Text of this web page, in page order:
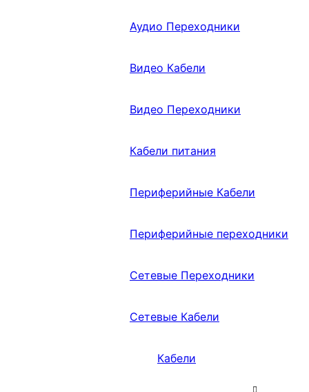
Аудио Переходники
Видео Кабели
Видео Переходники
Кабели питания
Периферийные Кабели
Периферийные переходники
Сетевые Переходники
Сетевые Кабели
Кабели